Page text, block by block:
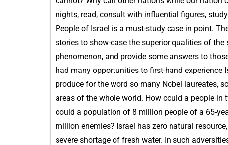
nights, read, consult with influential figures,
People of Israel is a must-study case in point.
stories to show-case the superior qualities of
phenomenon, and provide some answers to
had many opportunities to first-hand
produce for the word so many Nobel laureates,
areas of the whole world. How could a people
could a population of 8 million people of a 65-
million enemies? Israel has zero natural
severe shortage of fresh water. In such